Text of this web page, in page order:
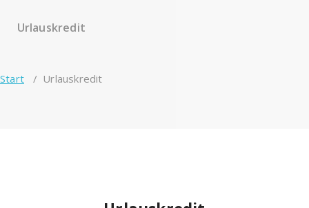
Urlauskredit
Start / Urlauskredit